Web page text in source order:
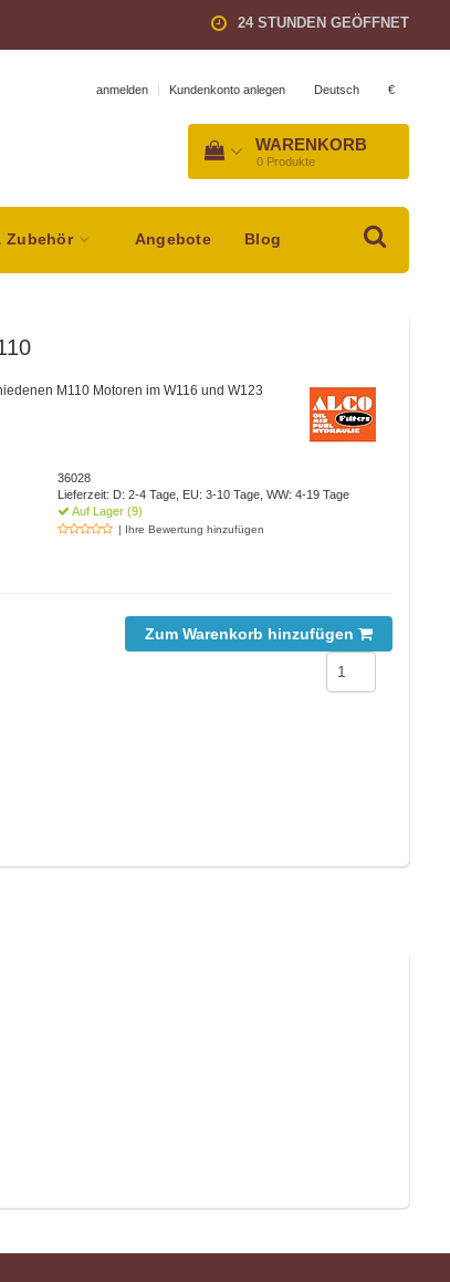
24 STUNDEN GEÖFFNET
anmelden | Kundenkonto anlegen Deutsch €
WARENKORB
0 Produkte
Zubehör Angebote Blog
M110 Motoren im W116 und W123
36028
Lieferzeit: D: 2-4 Tage, EU: 3-10 Tage, WW: 4-19 Tage
Auf Lager (9)
| Ihre Bewertung hinzufügen
Zum Warenkorb hinzufügen